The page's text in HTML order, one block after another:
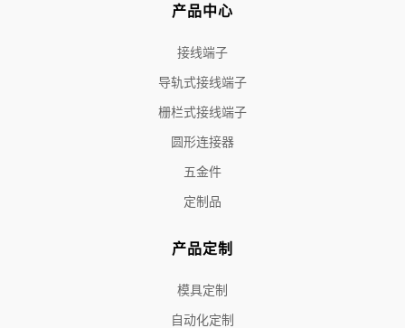
产品中心
接线端子
导轨式接线端子
栅栏式接线端子
圆形连接器
五金件
定制品
产品定制
模具定制
自动化定制